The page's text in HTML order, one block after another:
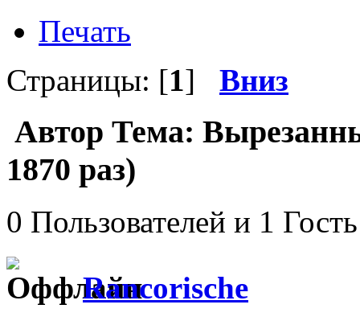
Печать
Страницы: [1] Вниз
Автор Тема:
1870 раз)
0 Пользователей и 1
Rancorische